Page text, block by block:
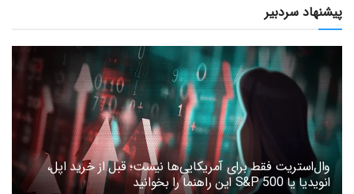
پیشنهاد سردبیر
وال‌استریت فقط برای آمریکایی‌ها نیست؛ قبل از خرید اپل،
انویدیا یا S&P 500 این راهنما را بخوانید